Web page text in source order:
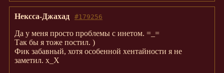
#179256
Нексса-Джахад
Да у меня просто проблемы с инетом. =_=
Так бы я тоже постил. )
Фик забавный, хотя особенной хентайности я не
заметил. х_Х